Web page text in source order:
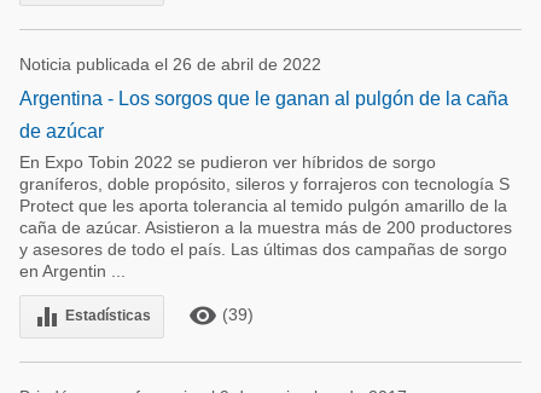
Noticia publicada el 26 de abril de 2022
Argentina - Los sorgos que le ganan al pulgón de la caña
de azúcar
En Expo Tobin 2022 se pudieron ver híbridos de sorgo
graníferos, doble propósito, sileros y forrajeros con tecnología S
Protect que les aporta tolerancia al temido pulgón amarillo de la
caña de azúcar. Asistieron a la muestra más de 200 productores
y asesores de todo el país. Las últimas dos campañas de sorgo
en Argentin ...
equalizer Estadísticas remove_red_eye (39)